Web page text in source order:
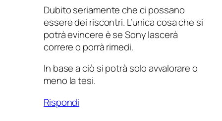
Dubito seriamente che ci possano
essere dei riscontri. L’unica cosa che si
potrà evincere è se Sony lascerà
correre o porrà rimedi.
In base a ciò si potrà solo avvalorare o
meno la tesi.
Rispondi